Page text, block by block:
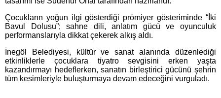
Çocukların yoğun ilgi gösterdiği prömiyer gösteriminde “İki
Bavul Dolusu”; sahne dili, anlatım gücü ve oyunculuk
performanslarıyla dikkat çekerek alkış aldı.
İnegöl Belediyesi, kültür ve sanat alanında düzenlediği
etkinliklerle çocuklara tiyatro sevgisini erken yaşta
kazandırmayı hedeflerken, sanatın birleştirici gücünü şehrin
tüm kesimleriyle buluşturmaya devam edeceğini vurguladı.